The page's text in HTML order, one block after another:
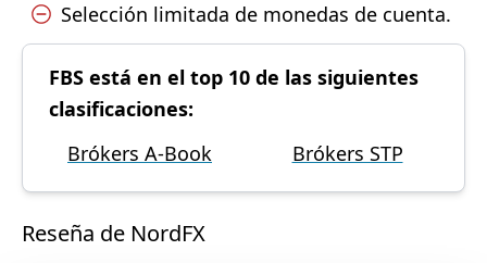
Selección limitada de monedas de cuenta.
FBS está en el top 10 de las siguientes
clasificaciones:
Brókers A-Book
Brókers STP
Reseña de NordFX